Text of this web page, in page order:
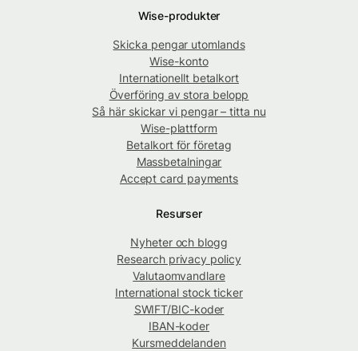
Wise-produkter
Skicka pengar utomlands
Wise-konto
Internationellt betalkort
Överföring av stora belopp
Så här skickar vi pengar – titta nu
Wise-plattform
Betalkort för företag
Massbetalningar
Accept card payments
Resurser
Nyheter och blogg
Research privacy policy
Valutaomvandlare
International stock ticker
SWIFT/BIC-koder
IBAN-koder
Kursmeddelanden